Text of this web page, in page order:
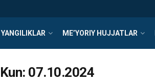
YANGILIKLAR ME’YORIY HUJJATLAR
Kun: 07.10.2024